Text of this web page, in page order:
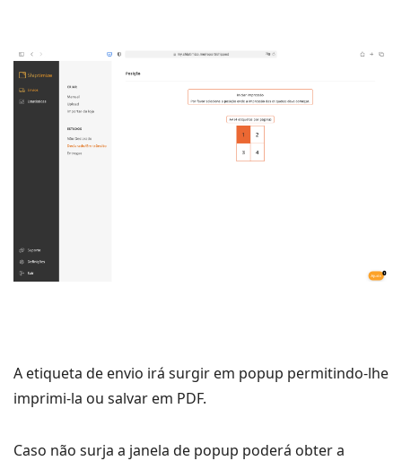
A etiqueta de envio irá surgir em popup permitindo-lhe
imprimi-la ou salvar em PDF.
Caso não surja a janela de popup poderá obter a